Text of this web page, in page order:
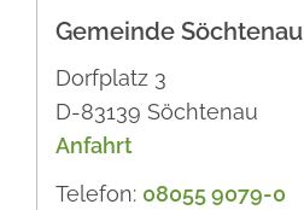
Gemeinde Söchtenau
Dorfplatz 3
D-83139 Söchtenau
Anfahrt
Telefon: 08055 9079-0